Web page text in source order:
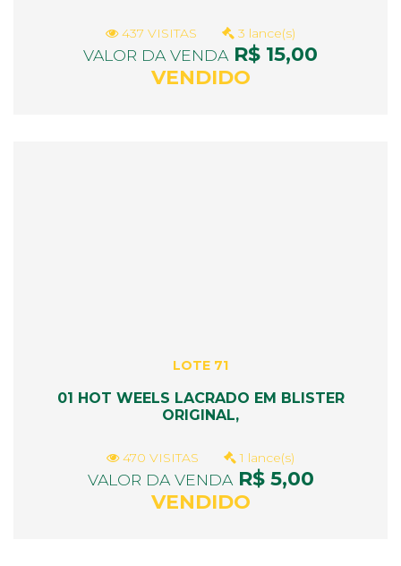
437 VISITAS 3 lance(s)
VALOR DA VENDAR$ 15,00
VENDIDO
LOTE 71
01 HOT WEELS LACRADO EM BLISTER
ORIGINAL,
470 VISITAS 1 lance(s)
VALOR DA VENDAR$ 5,00
VENDIDO